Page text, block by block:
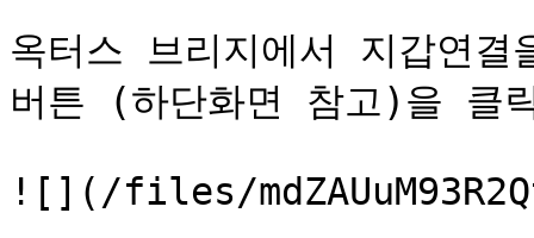
옥터스 브리지에서 지갑연
버튼 (하단화면 참고)을 클